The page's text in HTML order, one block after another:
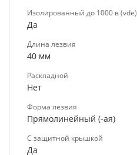
Изолированный до 1000 в (vde)
Да
Длина лезвия
40 мм
Раскладной
Нет
Форма лезвия
Прямолинейный (-ая)
С защитной крышкой
Да